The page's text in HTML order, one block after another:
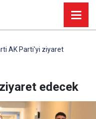
AK Parti'yi ziyaret
edecek